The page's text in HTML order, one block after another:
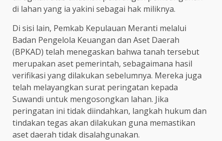
di lahan yang ia yakini sebagai hak miliknya.
Di sisi lain, Pemkab Kepulauan Meranti melalui
Badan Pengelola Keuangan dan Aset Daerah
(BPKAD) telah menegaskan bahwa tanah tersebut
merupakan aset pemerintah, sebagaimana hasil
verifikasi yang dilakukan sebelumnya. Mereka juga
telah melayangkan surat peringatan kepada
Suwandi untuk mengosongkan lahan. Jika
peringatan ini tidak diindahkan, langkah hukum dan
tindakan tegas akan dilakukan guna memastikan
aset daerah tidak disalahgunakan.